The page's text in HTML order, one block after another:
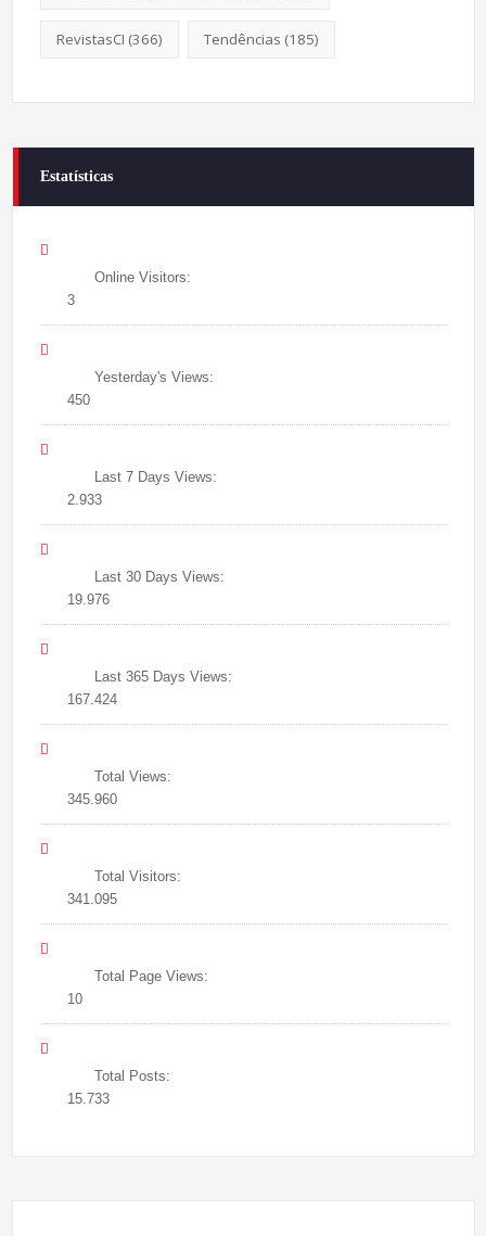
RevistasCI (366) Tendências (185)
Estatísticas
Online Visitors:
3
Yesterday's Views:
450
Last 7 Days Views:
2.933
Last 30 Days Views:
19.976
Last 365 Days Views:
167.424
Total Views:
345.960
Total Visitors:
341.095
Total Page Views:
10
Total Posts:
15.733